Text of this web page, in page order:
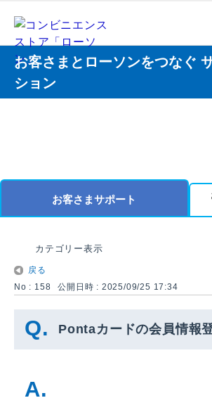
お客さまとローソンをつなぐ
ション
お客さまサポート
カテゴリー表示
戻る
No : 158
公開日時 : 2025/09/25 17:34
Pontaカードの会員情報